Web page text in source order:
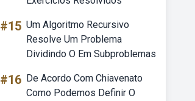
#15 Um Algoritmo Recursivo
Resolve Um Problema
Dividindo O Em Subproblemas
#16 De Acordo Com Chiavenato
Como Podemos Definir O